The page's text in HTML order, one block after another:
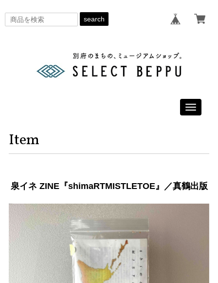
search
Toggle
Item
泉イネ ZINE『shimaRTMISTLETOE』／真鶴出版